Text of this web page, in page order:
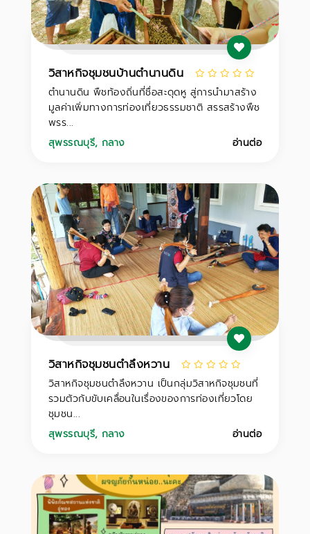
วิสาหกิจชุมชนบ้านตำนานดิน
ตำนานดิน พืชท้องถิ่นที่ชื่อสะดุดหู สู่การนำมาสร้าง
มูลค่าเพิ่มทางการท่องเที่ยวธรรมชาติ สรรสร้างพืช
พรร...
สุพรรณบุรี, กลาง อ่านต่อ
วิสาหกิจชุมชนตำลึงหวาน
วิสาหกิจชุมชนตำลึงหวาน เป็นกลุ่มวิสาหกิจชุมชนที่
รวมตัวกับขับเคลื่อนในเรื่องของการท่องเที่ยวโดย
ชุมชน...
สุพรรณบุรี, กลาง อ่านต่อ